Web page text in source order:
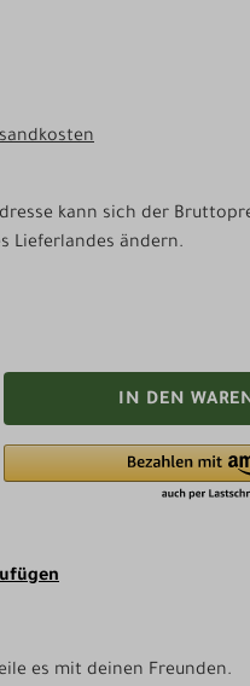
kann sich der
Lieferlandes ändern.
GIB DEN
IN DEN
es mit deinen Freunden.